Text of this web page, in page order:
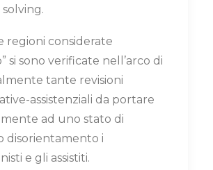
regioni considerate
si sono verificate nell’arco di
tante revisioni
assistenziali da portare
ad uno stato di
disorientamento i
e gli assistiti.